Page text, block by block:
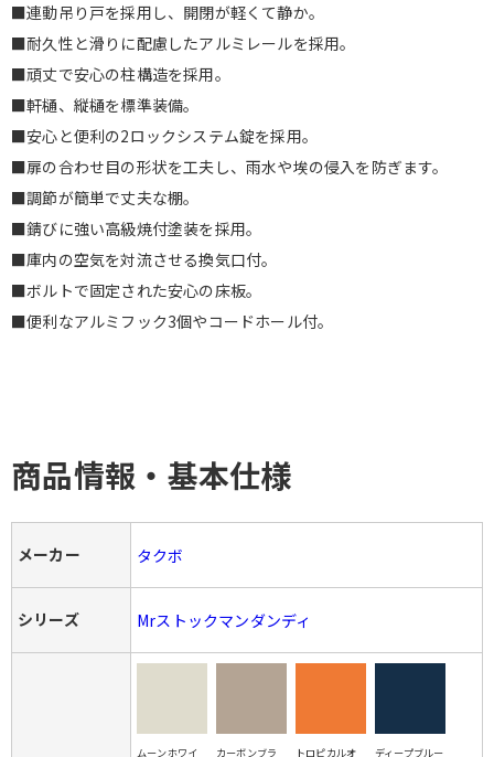
■連動吊り戸を採用し、開閉が軽くて静か。
■耐久性と滑りに配慮したアルミレールを採用。
■頑丈で安心の柱構造を採用。
■軒樋、縦樋を標準装備。
■安心と便利の2ロックシステム錠を採用。
■扉の合わせ目の形状を工夫し、雨水や埃の侵入を防ぎます。
■調節が簡単で丈夫な棚。
■錆びに強い高級焼付塗装を採用。
■庫内の空気を対流させる換気口付。
■ボルトで固定された安心の床板。
■便利なアルミフック3個やコードホール付。
商品情報・基本仕様
メーカー タクボ
シリーズ Mrストックマンダンディ
ムーンホワイ カーボンブラ トロピカルオ ディープブルー